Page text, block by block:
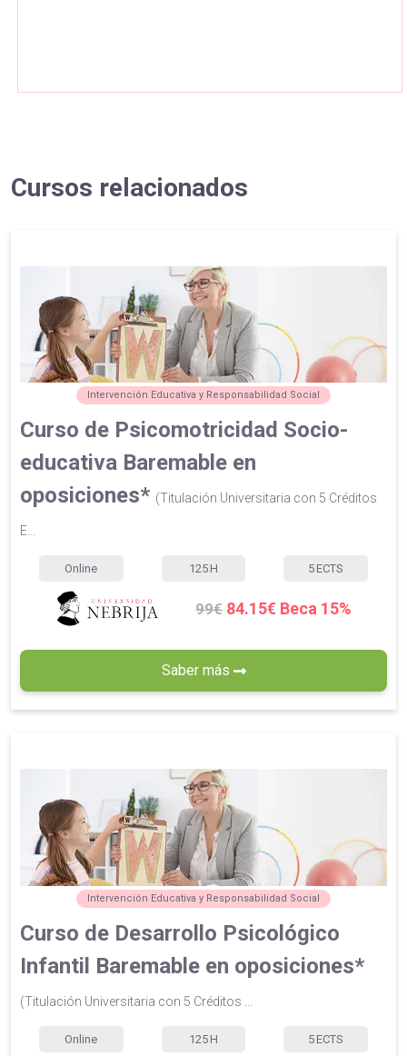
Cursos relacionados
Intervención Educativa y Responsabilidad Social
Curso de Psicomotricidad Socio-
educativa Baremable en
oposiciones* (Titulación Universitaria con 5 Créditos
E...
Online 125 H 5 ECTS
99€ 84.15€ Beca 15%
Saber más
Intervención Educativa y Responsabilidad Social
Curso de Desarrollo Psicológico
Infantil Baremable en oposiciones*
(Titulación Universitaria con 5 Créditos ...
Online 125 H 5 ECTS